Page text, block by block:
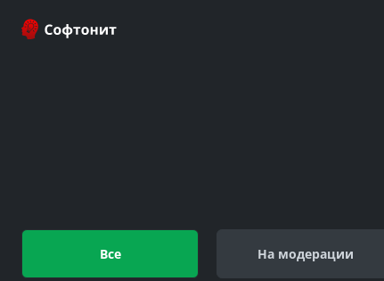
Все На модерации